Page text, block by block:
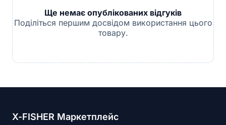
Ще немає опублікованих відгуків
Поділіться першим досвідом використання цього
товару.
X-FISHER Маркетплейс